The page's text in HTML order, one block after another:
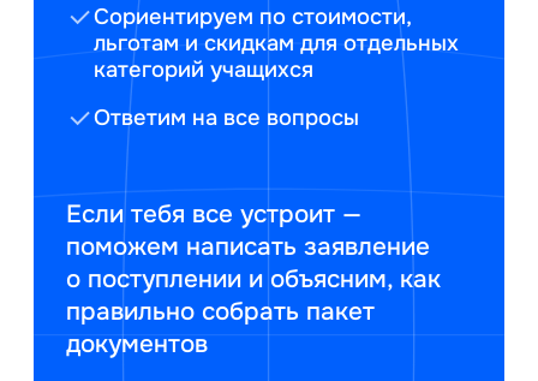
Сориентируем по стоимости,
льготам и скидкам для отдельных
категорий учащихся
Ответим на все вопросы
Если тебя все устроит —
поможем написать заявление
о поступлении и объясним, как
правильно собрать пакет
документов